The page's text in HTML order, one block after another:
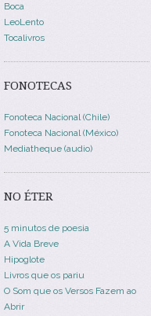
Boca
LeoLento
Tocalivros
FONOTECAS
Fonoteca Nacional (Chile)
Fonoteca Nacional (México)
Mediatheque (audio)
NO ÉTER
5 minutos de poesia
A Vida Breve
Hipoglote
Livros que os pariu
O Som que os Versos Fazem ao
Abrir